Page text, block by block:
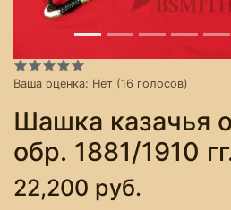
Ваша оценка: Нет (16 голосов)
Шашка казачья
обр. 1881/1910
22,200 руб.